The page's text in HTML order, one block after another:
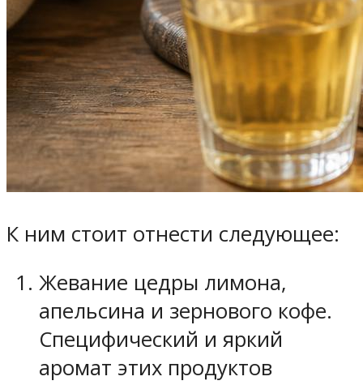
К ним стоит отнести следующее:
Жевание цедры лимона,
апельсина и зернового кофе.
Специфический и яркий
аромат этих продуктов